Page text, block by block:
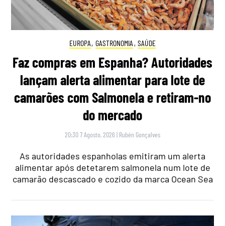
EUROPA, GASTRONOMIA , SAÚDE
Faz compras em Espanha? Autoridades
lançam alerta alimentar para lote de
camarões com Salmonela e retiram-no
do mercado
20:30 7 Agosto, 2026 | Rubén Gonçalves
As autoridades espanholas emitiram um alerta
alimentar após detetarem salmonela num lote de
camarão descascado e cozido da marca Ocean Sea